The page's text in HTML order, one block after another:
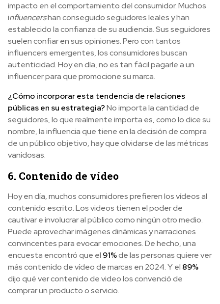
impacto en el comportamiento del consumidor. Muchos
influencershan conseguido seguidores leales y han
establecido la confianza de su audiencia. Sus seguidores
suelen confiar en sus opiniones. Pero con tantos
influencers emergentes, los consumidores buscan
autenticidad. Hoy en día, no es tan fácil pagarle a un
influencer para que promocione su marca.
¿Cómo incorporar esta tendencia de relaciones
públicas en su estrategia?No importa la cantidad de
seguidores, lo que realmente importa es, como lo dice su
nombre, la influencia que tiene en la decisión de compra
de un público objetivo, hay que olvidarse de las métricas
vanidosas.
6. Contenido de vídeo
Hoy en día, muchos consumidores prefieren los vídeos al
contenido escrito. Los videos tienen el poder de
cautivar e involucrar al público como ningún otro medio.
Puede aprovechar imágenes dinámicas y narraciones
convincentes para evocar emociones. De hecho, una
encuesta encontró que el 91%de las personas quiere ver
más contenido de vídeo de marcas en 2024. Y el 89%
dijo qué ver contenido de video los convenció de
comprar un producto o servicio.